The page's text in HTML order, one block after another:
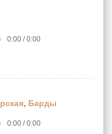
0:00 / 0:00
, Барды
0:00 / 0:00